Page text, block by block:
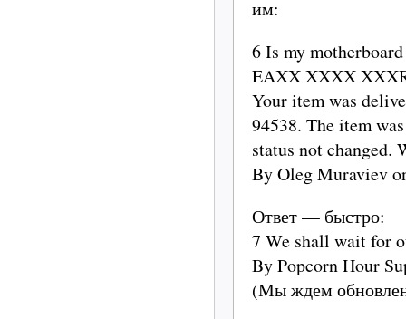
им:
6 Is my
EAXX XXXX
Your item was
94538. The item
status not changed.
By Oleg Muraviev
Ответ — быстро:
7 We shall wait for
By Popcorn Hour
(Мы ждем